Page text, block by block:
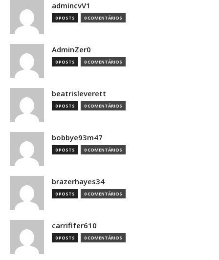
admincvV1
0 POSTS 0 COMENTÁRIOS
AdminZer0
0 POSTS 0 COMENTÁRIOS
beatrisleverett
0 POSTS 0 COMENTÁRIOS
bobbye93m47
0 POSTS 0 COMENTÁRIOS
brazerhayes34
0 POSTS 0 COMENTÁRIOS
carrififer610
0 POSTS 0 COMENTÁRIOS